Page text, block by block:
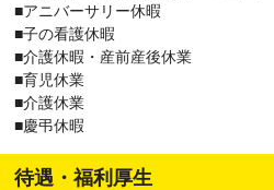
■アニバーサリー休暇
■子の看護休暇
■介護休暇・産前産後休業
■育児休業
■介護休業
■慶弔休暇
待遇・福利厚生